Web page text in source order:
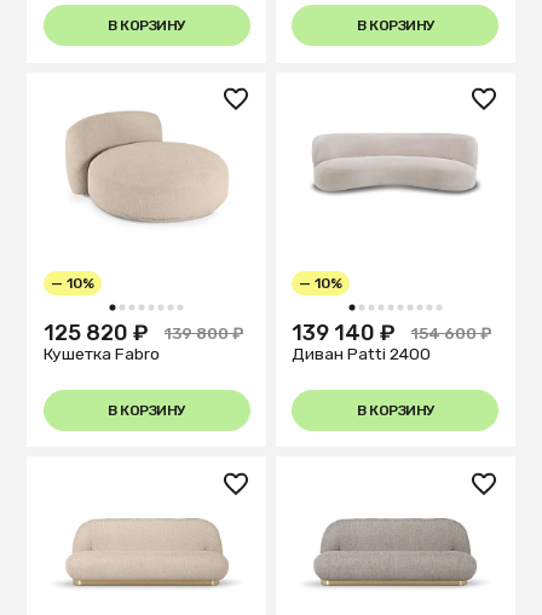
В КОРЗИНУ В КОРЗИНУ
1 2 3 4 5 6 7 8
— 10%
125 820 ₽
139 800 ₽
Кушетка Fabro
В КОРЗИНУ
1 2 3 4 5 6 7 8 9 10
— 10%
139 140 ₽
154 600 ₽
Диван Patti 2400
В КОРЗИНУ